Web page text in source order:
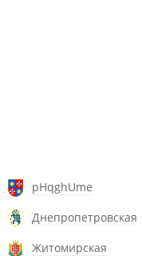
pHqghUme
Днепропетровская
Житомирская